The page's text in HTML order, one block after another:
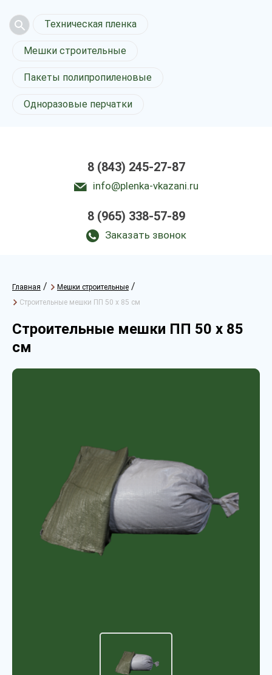
Техническая пленка
Мешки строительные
Пакеты полипропиленовые
Одноразовые перчатки
8 (843) 245-27-87
info@plenka-vkazani.ru
8 (965) 338-57-89
Заказать звонок
Главная / Мешки строительные /
Строительные мешки ПП 50 х 85 см
Строительные мешки ПП 50 х 85
см